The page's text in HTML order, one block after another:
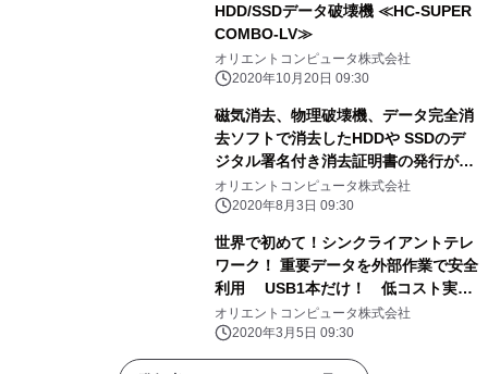
HDD/SSDデータ破壊機 ≪HC-SUPER
COMBO-LV≫
オリエントコンピュータ株式会社
2020年10月20日 09:30
磁気消去、物理破壊機、データ完全消
去ソフトで消去したHDDや SSDのデ
ジタル署名付き消去証明書の発行が可
能になった 「ULMS PEE消去ログ管理
システム」を発表！
オリエントコンピュータ株式会社
2020年8月3日 09:30
世界で初めて！シンクライアントテレ
ワーク！ 重要データを外部作業で安全
利用 USB1本だけ！ 低コスト実
現！ 「フィンガーセブンプロIII スー
パークラウド」を発表
オリエントコンピュータ株式会社
2020年3月5日 09:30